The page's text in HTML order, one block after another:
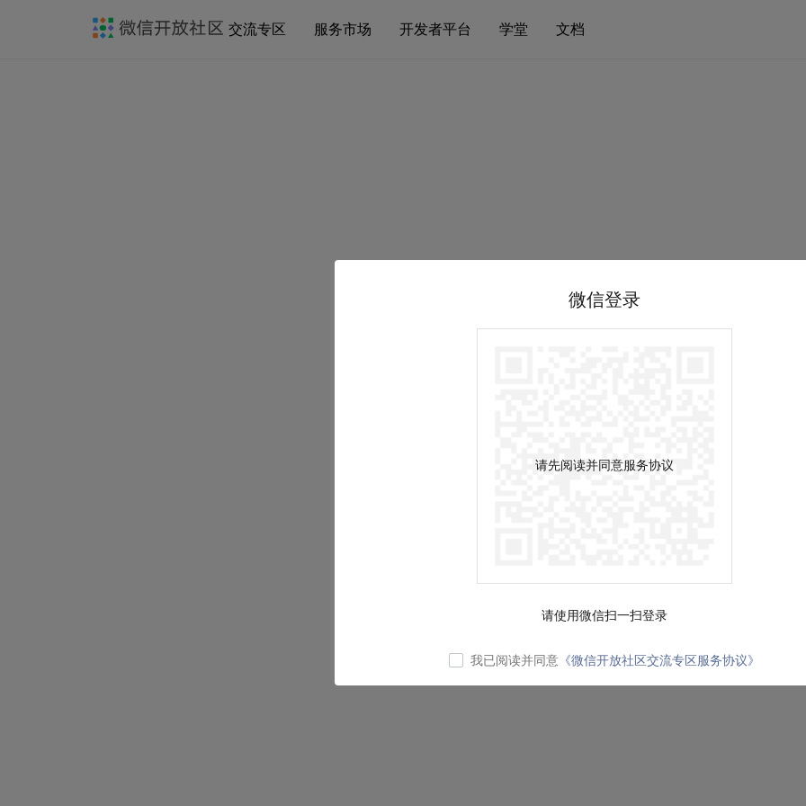
交流专区 服务市场 开发者平台 学堂 文档
微信登录
请先阅读并同意服务协议
请使用微信扫一扫登录
我已阅读并同意 《微信开放社区交流专区服务协议》